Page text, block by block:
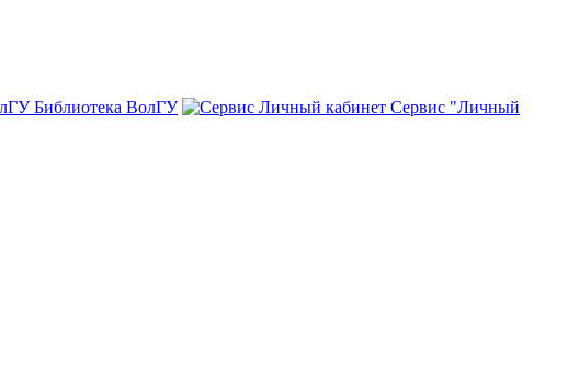
Библиотека ВолГУ
Сервис "Личный